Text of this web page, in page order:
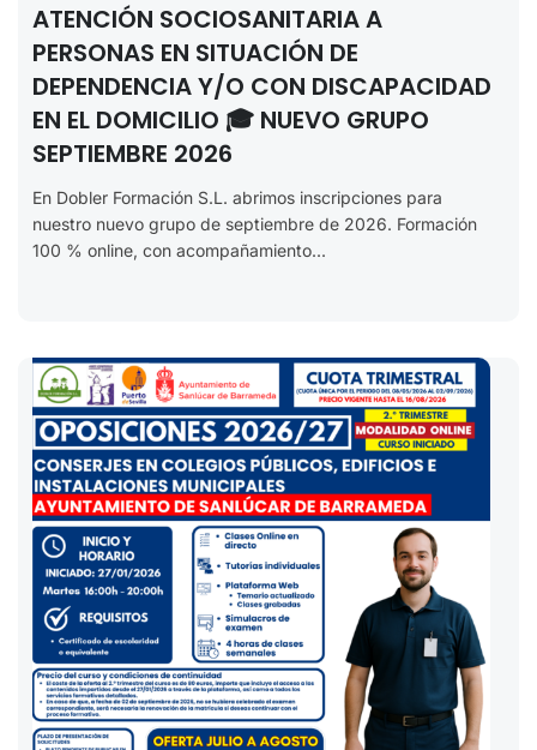
ATENCIÓN SOCIOSANITARIA A
PERSONAS EN SITUACIÓN DE
DEPENDENCIA Y/O CON DISCAPACIDAD
EN EL DOMICILIO 🎓 NUEVO GRUPO
SEPTIEMBRE 2026
En Dobler Formación S.L. abrimos inscripciones para
nuestro nuevo grupo de septiembre de 2026. Formación
100 % online, con acompañamiento...